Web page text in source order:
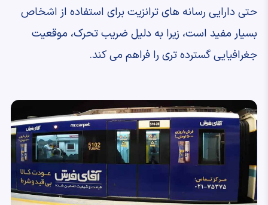
حتی دارایی رسانه های ترانزیت برای استفاده از اشخاص
بسیار مفید است، زیرا به دلیل ضریب تحرک، موقعیت
جغرافیایی گسترده تری را فراهم می کند.